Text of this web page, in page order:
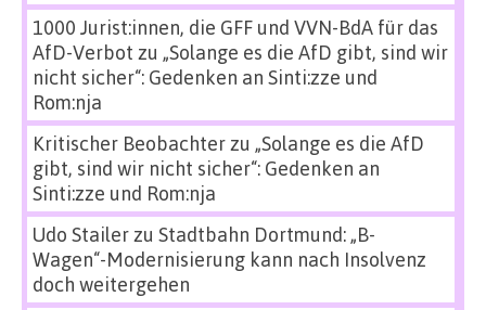
1000 Jurist:innen, die GFF und VVN-BdA für das
AfD-Verbot zu „Solange es die AfD gibt, sind wir
nicht sicher“: Gedenken an Sinti:zze und
Rom:nja
Kritischer Beobachterzu „Solange es die AfD
gibt, sind wir nicht sicher“: Gedenken an
Sinti:zze und Rom:nja
Udo Stailerzu Stadtbahn Dortmund: „B-
Wagen“-Modernisierung kann nach Insolvenz
doch weitergehen